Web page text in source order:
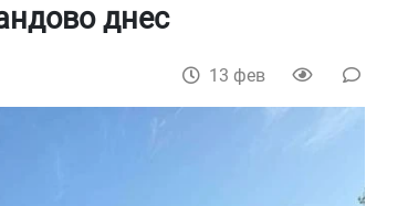
днес
13 фев